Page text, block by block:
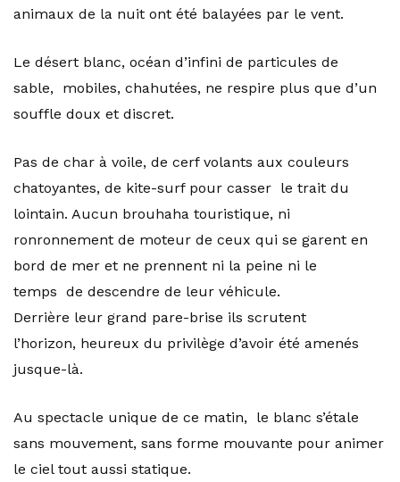
animaux de la nuit ont été balayées par le vent.
Le désert blanc, océan d’infini de particules de
sable, mobiles, chahutées, ne respire plus que d’un
souffle doux et discret.
Pas de char à voile, de cerf volants aux couleurs
chatoyantes, de kite-surf pour casser le trait du
lointain. Aucun brouhaha touristique, ni
ronronnement de moteur de ceux qui se garent en
bord de mer et ne prennent ni la peine ni le
temps de descendre de leur véhicule.
Derrière leur grand pare-brise ils scrutent
l’horizon, heureux du privilège d’avoir été amenés
jusque-là.
Au spectacle unique de ce matin, le blanc s’étale
sans mouvement, sans forme mouvante pour animer
le ciel tout aussi statique.